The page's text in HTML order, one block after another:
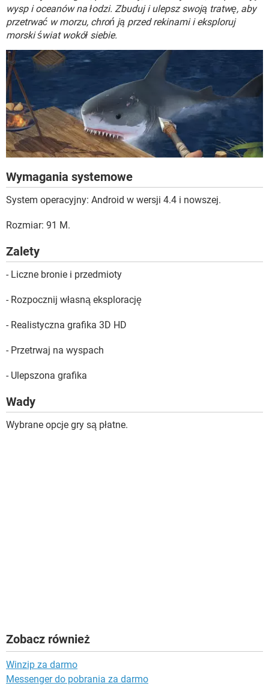
WINDOWS 10
wysp i oceanów na łodzi. Zbuduj i ulepsz swoją tratwę, aby
przetrwać w morzu, chroń ją przed rekinami i eksploruj
morski świat wokół siebie.
Wymagania systemowe
System operacyjny: Android w wersji 4.4 i nowszej.
Rozmiar: 91 M.
Zalety
- Liczne bronie i przedmioty
- Rozpocznij własną eksplorację
- Realistyczna grafika 3D HD
- Przetrwaj na wyspach
- Ulepszona grafika
Wady
Wybrane opcje gry są płatne.
Zobacz również
Winzip za darmo
Messenger do pobrania za darmo